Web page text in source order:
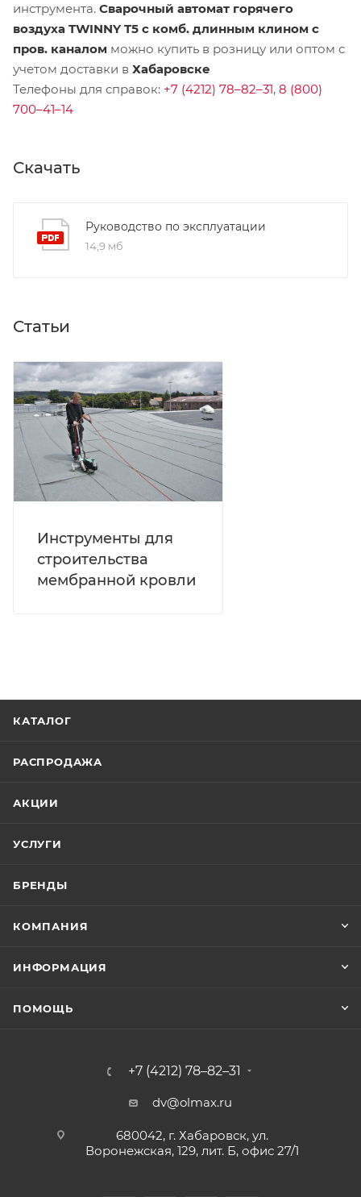
инструмента. Сварочный автомат горячего
воздуха TWINNY T5 с комб. длинным клином с
пров. каналом можно купить в розницу или оптом с
учетом доставки в Хабаровске
Телефоны для справок: +7 (4212) 78–82–31, 8 (800)
700–41–14
Скачать
Руководство по эксплуатации
14,9 мб
Статьи
Инструменты для
строительства
мембранной кровли
КАТАЛОГ
РАСПРОДАЖА
АКЦИИ
УСЛУГИ
БРЕНДЫ
КОМПАНИЯ
ИНФОРМАЦИЯ
ПОМОЩЬ
+7 (4212) 78–82–31
dv@olmax.ru
680042, г. Хабаровск, ул.
Воронежская, 129, лит. Б, офис 27/1